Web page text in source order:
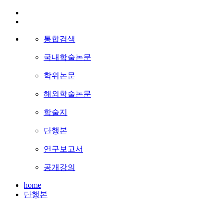
통합검색
국내학술논문
학위논문
해외학술논문
학술지
단행본
연구보고서
공개강의
home
단행본